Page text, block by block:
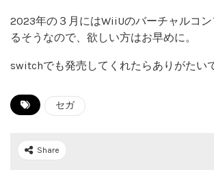
2023年の３月にはWiiUのバーチャルコ
るそうなので、欲しい方はお早めに。
switchでも発売してくれたらありがたい
セガ
Share